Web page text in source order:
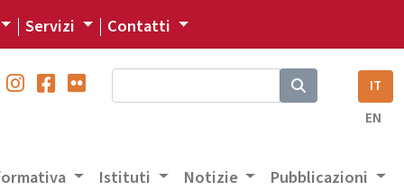
Servizi Contatti
IT
EN
Istituti Notizie Pubblicazioni